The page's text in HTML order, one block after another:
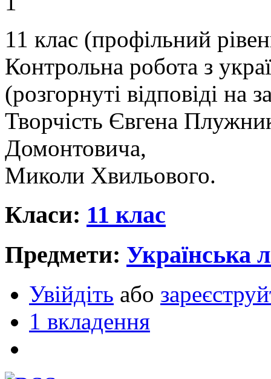
11 клас (профільний
Контрольна робота з
(розгорнуті відповіді на
Творчість Євгена
Домонтовича,
Миколи Хвильового.
Класи: 11 клас
Предмети: Українська
Увійдіть або
1 вкладення